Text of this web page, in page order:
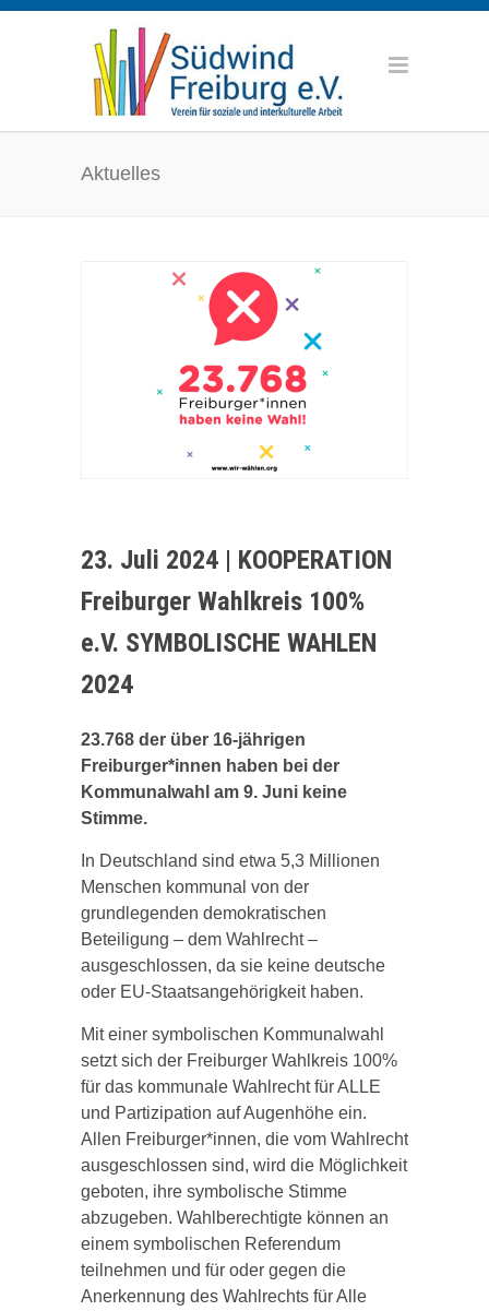
Aktuelles
23. Juli 2024 | KOOPERATION
Freiburger Wahlkreis 100%
e.V. SYMBOLISCHE WAHLEN
2024
23.768 der über 16-jährigen
Freiburger*innen haben bei der
Kommunalwahl am 9. Juni keine
Stimme.
In Deutschland sind etwa 5,3 Millionen
Menschen kommunal von der
grundlegenden demokratischen
Beteiligung – dem Wahlrecht –
ausgeschlossen, da sie keine deutsche
oder EU-Staatsangehörigkeit haben.
Mit einer symbolischen Kommunalwahl
setzt sich der Freiburger Wahlkreis 100%
für das kommunale Wahlrecht für ALLE
und Partizipation auf Augenhöhe ein.
Allen Freiburger*innen, die vom Wahlrecht
ausgeschlossen sind, wird die Möglichkeit
geboten, ihre symbolische Stimme
abzugeben. Wahlberechtigte können an
einem symbolischen Referendum
teilnehmen und für oder gegen die
Anerkennung des Wahlrechts für Alle